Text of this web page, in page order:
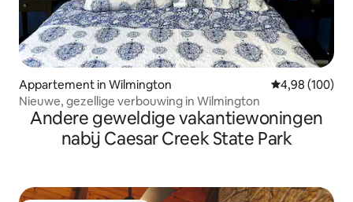
Appartement in Wilmington Gemiddelde
4,98 (100)
Nieuwe, gezellige verbouwing in Wilmington
Andere geweldige vakantiewoningen
nabij Caesar Creek State Park